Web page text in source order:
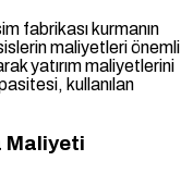
fabrikası kurmanın
maliyetleri önemli
yatırım maliyetlerini
kullanılan
Maliyeti